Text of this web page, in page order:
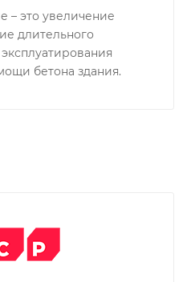
– это увеличение
длительного
бетона здания.